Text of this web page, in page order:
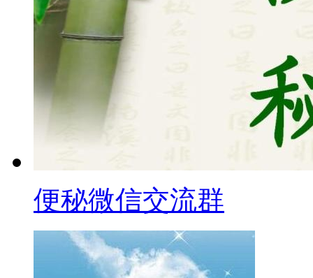
便秘微信交流群